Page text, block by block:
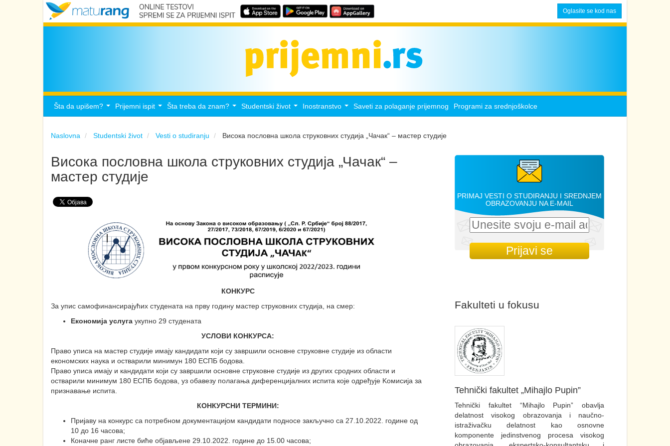
Oglasite se kod nas
Šta da upišem? Prijemni ispit Šta treba da znam? Studentski život Inostranstvo Saveti za polaganje prijemnog Programi za srednjoškolce
Naslovna Studentski život Vesti o studiranju Висока пословна школа струковних студија „Чачак“ – мастер студије
Висока пословна школа струковних студија „Чачак“ –
мастер студије
КОНКУРС
За упис самофинансирајућих студената на прву годину мастер струковних студија, на смер:
Економија услуга укупно 29 студената
УСЛОВИ КОНКУРСА:
Право уписа на мастер студије имају кандидати који су завршили основне струковне студије из области
економских наука и остварили минимун 180 ЕСПБ бодова.
Право уписа имају и кандидати који су завршили основне струковне студије из других сродних области и
остварили минимум 180 ЕСПБ бодова, уз обавезу полагања диференцијалних испита које одређује Kомисија за
признавање испита.
КОНКУРСНИ ТЕРМИНИ:
Пријаву на конкурс са потребном документацијом кандидати подносе закључно са 27.10.2022. године од
10 до 16 часова;
Коначне ранг листе биће објављене 29.10.2022. године до 15.00 часова;
PRIMAJ VESTI O STUDIRANJU I SREDNJEM
OBRAZOVANJU NA E-MAIL
Fakulteti u fokusu
Tehnički fakultet „Mihajlo Pupin”
Tehnički fakultet “Mihajlo Pupin” obavlja
delatnost visokog obrazovanja i naučno-
istraživačku delatnost kao osnovne
komponente jedinstvenog procesa visokog